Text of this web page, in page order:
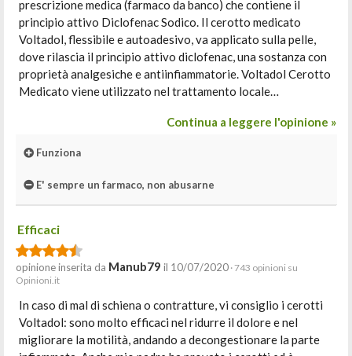
prescrizione medica (farmaco da banco) che contiene il
principio attivo Diclofenac Sodico. Il cerotto medicato
Voltadol, flessibile e autoadesivo, va applicato sulla pelle,
dove rilascia il principio attivo diclofenac, una sostanza con
proprietà analgesiche e antiinfiammatorie. Voltadol Cerotto
Medicato viene utilizzato nel trattamento locale…
Continua a leggere l'opinione »
Funziona
E' sempre un farmaco, non abusarne
Efficaci
opinione inserita da Manub79 il 10/07/2020 · 743 opinioni su
Opinioni.it
In caso di mal di schiena o contratture, vi consiglio i cerotti
Voltadol: sono molto efficaci nel ridurre il dolore e nel
migliorare la motilità, andando a decongestionare la parte